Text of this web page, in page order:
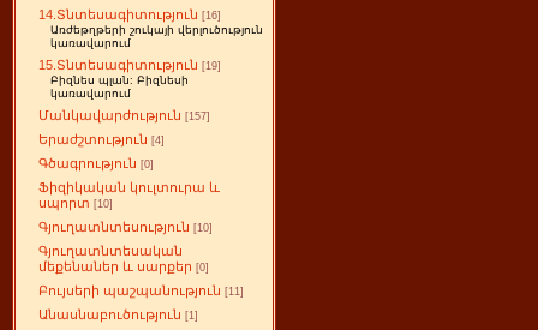
14.Տնտեսագիտություն [16]
Առժեթղթերի շուկայի վերլուծություն
կառավարում
15.Տնտեսագիտություն [19]
Բիզնես պլան: Բիզնեսի
կառավարում
Մանկավարժություն [157]
Երաժշտություն [4]
Գծագրություն [0]
Ֆիզիկական կուլտուրա և
սպորտ [10]
Գյուղատնտեսություն [10]
Գյուղատնտեսական
մեքենաներ և սարքեր [0]
Բույսերի պաշպանություն [11]
Անասնաբուծություն [1]